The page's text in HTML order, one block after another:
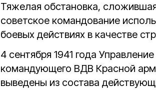
Тяжелая обстановка,
советское командование
боевых действиях в качестве
4 сентября 1941 года
командующего ВДВ Красной
выведены из состава